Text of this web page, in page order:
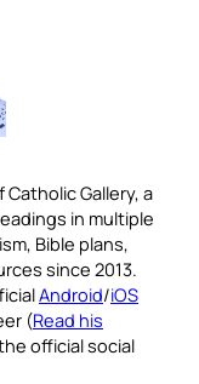
Gallery, a
in multiple
Bible plans,
since 2013.
Android/iOS
(Read his
official social